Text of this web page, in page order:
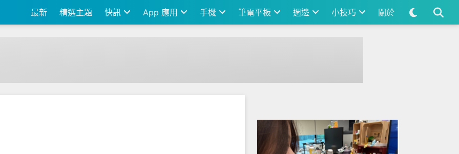
最新 精選主題 快訊 App 應用 手機 筆電平板 週邊 小技巧 關於